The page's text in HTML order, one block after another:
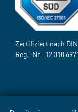
Zertifiziert nach DIN
Reg.-Nr.: 12 310